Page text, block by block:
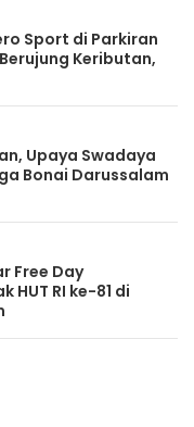
Sport di Parkiran
Keributan,
Upaya Swadaya
Bonai Darussalam
Free Day
HUT RI ke-81 di